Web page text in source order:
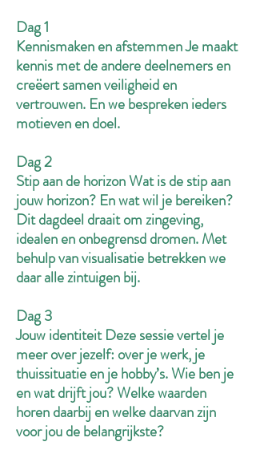
Dag 1
Kennismaken en afstemmen Je maakt
kennis met de andere deelnemers en
creëert samen veiligheid en
vertrouwen. En we bespreken ieders
motieven en doel.
Dag 2
Stip aan de horizon Wat is de stip aan
jouw horizon? En wat wil je bereiken?
Dit dagdeel draait om zingeving,
idealen en onbegrensd dromen. Met
behulp van visualisatie betrekken we
daar alle zintuigen bij.
Dag 3
Jouw identiteit Deze sessie vertel je
meer over jezelf: over je werk, je
thuissituatie en je hobby’s. Wie ben je
en wat drijft jou? Welke waarden
horen daarbij en welke daarvan zijn
voor jou de belangrijkste?